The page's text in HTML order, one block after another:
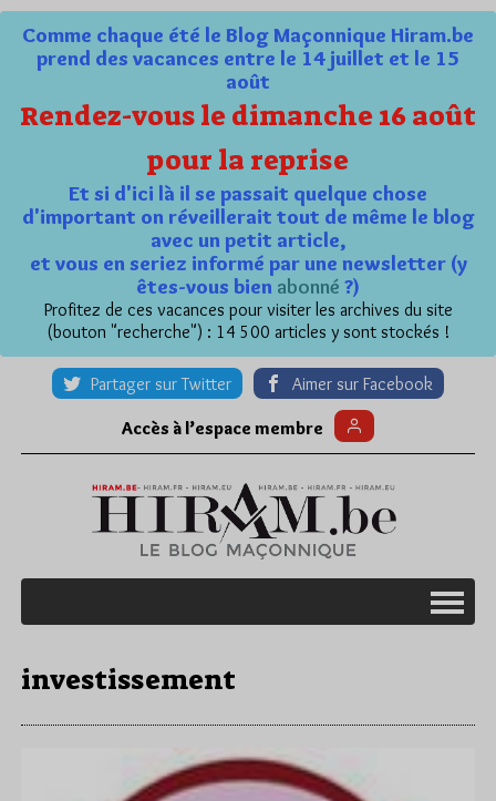
Comme chaque été le Blog Maçonnique Hiram.be
prend des vacances entre le 14 juillet et le 15
août
Rendez-vous le dimanche 16 août
pour la reprise
Et si d'ici là il se passait quelque chose
d'important on réveillerait tout de même le blog
avec un petit article,
et vous en seriez informé par une newsletter (y
êtes-vous bien abonné ?)
Profitez de ces vacances pour visiter les archives du site
(bouton "recherche") : 14 500 articles y sont stockés !
Partager sur Twitter Aimer sur Facebook
Accès à l’espace membre
investissement